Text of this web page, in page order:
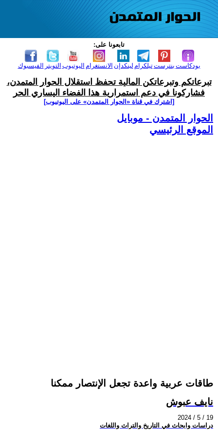
تابعونا على:
الفيسبوك التويتر اليوتيوب الانستغرام لينكدإن تيلكرامبنترست بودكاست
تبرعاتكم وتبرعاتكن المالية تحفظ استقلال الحوار المتمدن،
فشاركونا في دعم استمرارية هذا الفضاء اليساري الحر
[اشترك في قناة ‫«الحوار المتمدن» على اليوتيوب]
الحوار المتمدن - موبايل
الموقع الرئيسي
طاقات عربية واعدة تجعل الإنتصار ممكنا
نايف عبوش
2024 / 5 / 19
دراسات وابحاث في التاريخ والتراث واللغات